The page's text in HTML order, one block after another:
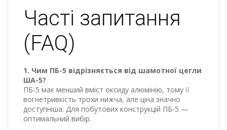
Часті запитання
(FAQ)
1. Чим ПБ-5 відрізняється від шамотної цегли
ША-5?
ПБ-5 має менший вміст оксиду алюмінію, тому її
вогнетривкість трохи нижча, але ціна значно
доступніша. Для побутових конструкцій ПБ-5 —
оптимальний вибір.